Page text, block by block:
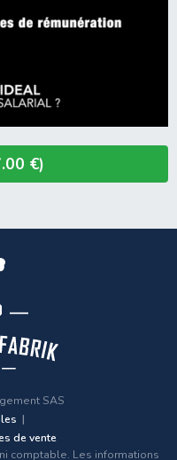
€)
SAS
de vente
comptable. Les informations